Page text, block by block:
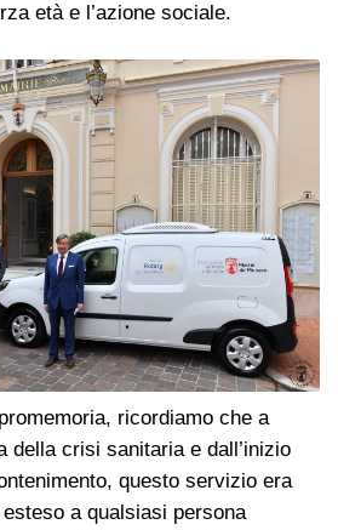
età e l’azione sociale.
ricordiamo che a
della crisi sanitaria e dall’inizio
questo servizio era
a qualsiasi persona